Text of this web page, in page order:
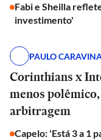
Fabi e Sheilla
investimento'
PAULO
Corinthians x
menos
arbitragem
Capelo: 'Está 3 a 1